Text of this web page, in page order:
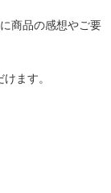
商品の感想やご要
ます。